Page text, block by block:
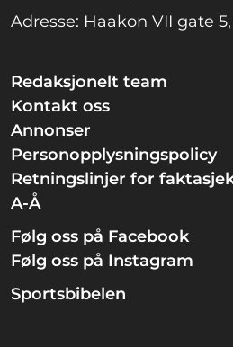
Adresse: Haakon VII gate 5,
Redaksjonelt team
Kontakt oss
Annonser
Personopplysningspolicy
Retningslinjer for
A-Å
Følg oss på Facebook
Følg oss på Instagram
Sportsbibelen